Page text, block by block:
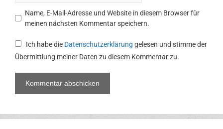
Name, E-Mail-Adresse und Website in diesem Browser für
meinen nächsten Kommentar speichern.
Ich habe die Datenschutzerklärung gelesen und stimme der
Übermittlung meiner Daten zu diesem Kommentar zu.